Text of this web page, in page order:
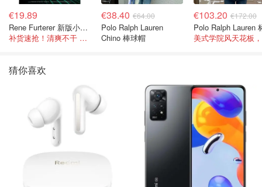
€19.89
Rene Furterer 新版小白珠洗发水 500ml
补货速抢！清爽不干 蓬松强韧秀发
€38.40 €64.00
Polo Ralph Lauren
Chino 棒球帽
€103.20 €172.00
猜你喜欢